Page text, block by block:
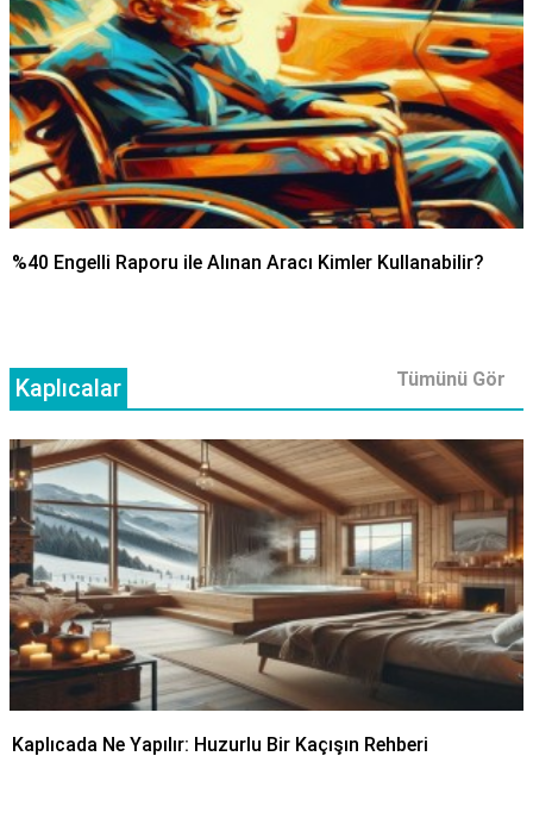
%40 Engelli Raporu ile Alınan Aracı Kimler Kullanabilir?
Kaplıcalar Tümünü Gör
Kaplıcada Ne Yapılır: Huzurlu Bir Kaçışın Rehberi